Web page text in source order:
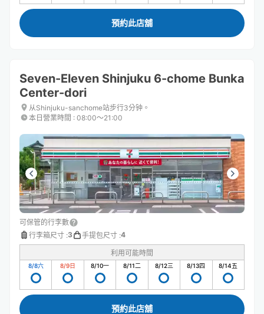
預約此店舖
Seven-Eleven Shinjuku 6-chome Bunka
Center-dori
从Shinjuku-sanchome站步行3分钟。
本日營業時間 : 08:00〜21:00
可保管的行李數
行李箱尺寸 :3 手提包尺寸 :4
利用可能時間
8/8六 8/9日 8/10一 8/11二 8/12三 8/13四 8/14五
預約此店舖